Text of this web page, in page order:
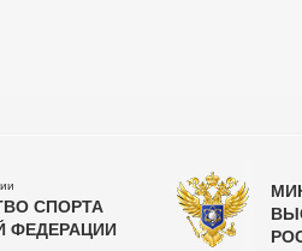
СПОРТА
ФЕДЕРАЦИИ